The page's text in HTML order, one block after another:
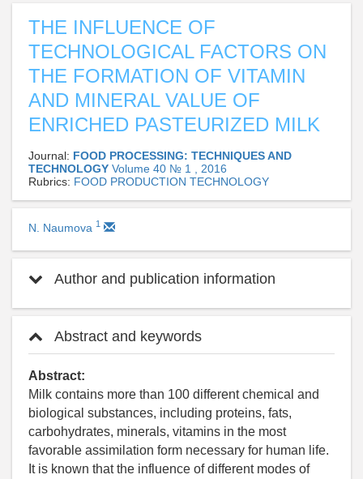
THE INFLUENCE OF
TECHNOLOGICAL FACTORS ON
THE FORMATION OF VITAMIN
AND MINERAL VALUE OF
ENRICHED PASTEURIZED MILK
Journal: FOOD PROCESSING: TECHNIQUES AND
TECHNOLOGY Volume 40 № 1 , 2016
Rubrics: FOOD PRODUCTION TECHNOLOGY
N. Naumova 1
Author and publication information
Abstract and keywords
Abstract:
Milk contains more than 100 different chemical and
biological substances, including proteins, fats,
carbohydrates, minerals, vitamins in the most
favorable assimilation form necessary for human life.
It is known that the influence of different modes of